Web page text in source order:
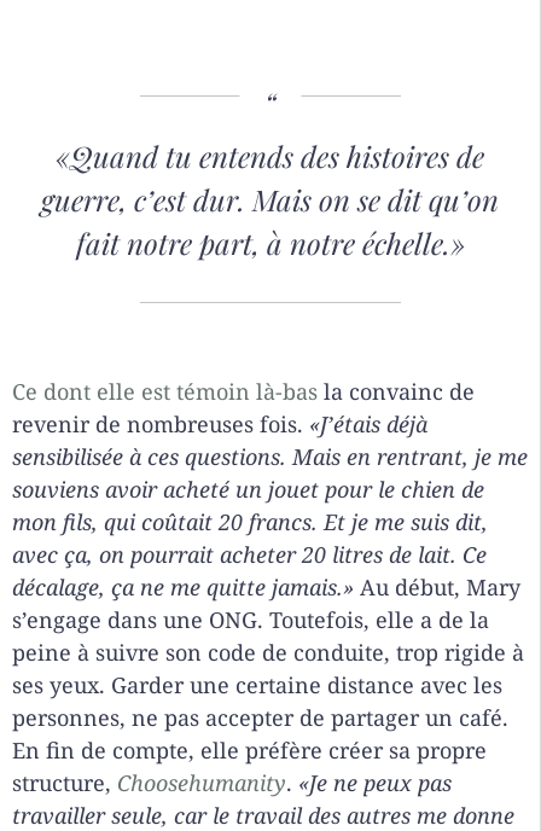
«Quand tu entends des histoires de
guerre, c’est dur. Mais on se dit qu’on
fait notre part, à notre échelle.»
Ce dont elle est témoin là-bas la convainc de
revenir de nombreuses fois. «J’étais déjà
sensibilisée à ces questions. Mais en rentrant, je me
souviens avoir acheté un jouet pour le chien de
mon fils, qui coûtait 20 francs. Et je me suis dit,
avec ça, on pourrait acheter 20 litres de lait. Ce
décalage, ça ne me quitte jamais.» Au début, Mary
s’engage dans une ONG. Toutefois, elle a de la
peine à suivre son code de conduite, trop rigide à
ses yeux. Garder une certaine distance avec les
personnes, ne pas accepter de partager un café.
En fin de compte, elle préfère créer sa propre
structure, Choosehumanity. «Je ne peux pas
travailler seule, car le travail des autres me donne